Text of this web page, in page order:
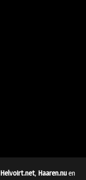
Helvoirt.net, Haaren.nuen